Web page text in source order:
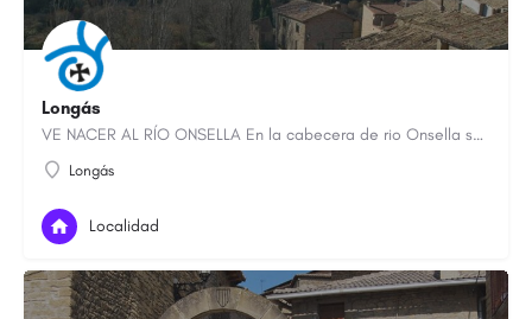
Longás
VE NACER AL RÍO ONSELLA En la cabecera de rio Onsella se enclava Longás, un municipio cincovillés situado a…
Longás
Localidad